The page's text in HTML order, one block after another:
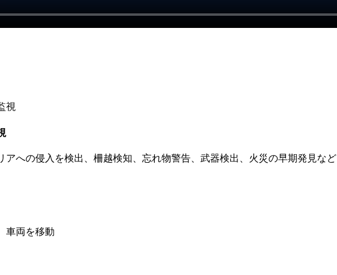
アへの侵入を検出、柵越検知、忘れ物警告、武器検出、火災の早期発見など
車両を移動